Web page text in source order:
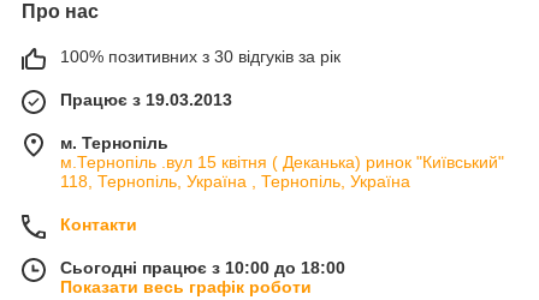
Про нас
100% позитивних з 30 відгуків за рік
Працює з 19.03.2013
м. Тернопіль
м.Тернопіль .вул 15 квітня ( Деканька) ринок "Київський"
118, Тернопіль, Україна , Тернопіль, Україна
Контакти
Сьогодні працює з 10:00 до 18:00
Показати весь графік роботи